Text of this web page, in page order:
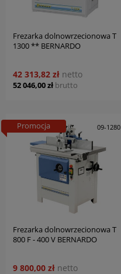
Frezarka dolnowrzecionowa T
1300 ** BERNARDO
52 046,00 zł brutto
42 313,82 zł netto
09-1280
Frezarka dolnowrzecionowa T
800 F - 400 V BERNARDO
9 800,00 zł netto
Promocja